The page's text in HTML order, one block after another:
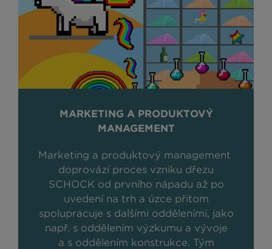
MARKETING A PRODUKTOVÝ
MANAGEMENT
Marketing a produktový management
doprovází proces vzniku dřezu
SCHOCK od prvního nápadu až po
uvedení na trh a úzce přitom
spolupracuje s dalšími odděleními, jako
např. s oddělením výzkumu a vývoje
a s oddělením konstrukce. Tým